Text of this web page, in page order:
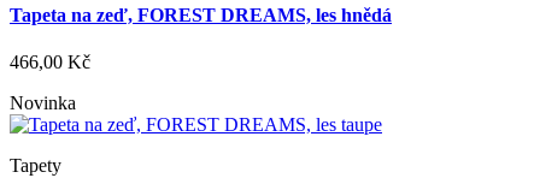
Tapeta na zeď, FOREST DREAMS, les hnědá
466,00 Kč
Novinka
Tapety